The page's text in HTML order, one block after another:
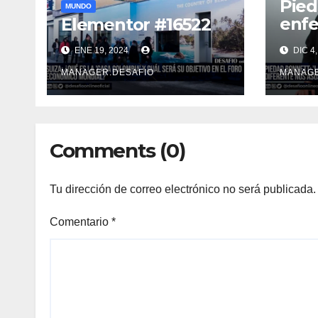
MUNDO
Elementor #16522
ENE 19, 2024
MANAGER.DESAFIO
DIC
Comments (0)
Tu dirección de correo electrónico no será publicada.
Comentario *